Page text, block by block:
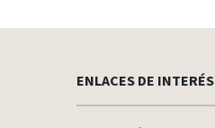
ENLACES DE INTERÉS